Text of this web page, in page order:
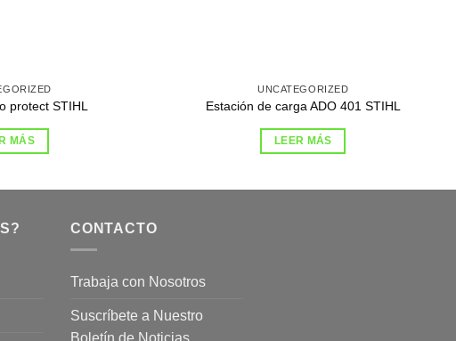
protect STIHL
MÁS
UNCATEGORIZED
Estación de carga ADO 401 STIHL
LEER MÁS
CONTACTO
Trabaja con Nosotros
Suscríbete a Nuestro
Boletín de Noticias